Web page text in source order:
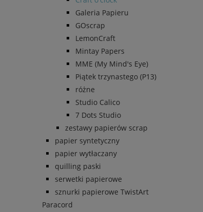
Galeria Papieru
GOscrap
LemonCraft
Mintay Papers
MME (My Mind's Eye)
Piątek trzynastego (P13)
różne
Studio Calico
7 Dots Studio
zestawy papierów scrap
papier syntetyczny
papier wytłaczany
quilling paski
serwetki papierowe
sznurki papierowe TwistArt
Paracord